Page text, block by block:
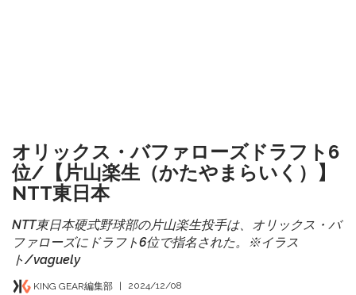
オリックス・バファローズドラフト6
位/【片山楽生（かたやまらいく）】
NTT東日本
NTT東日本硬式野球部の片山楽生投手は、オリックス・バ
ファローズにドラフト6位で指名された。※イラス
ト/vaguely
KING GEAR編集部 |
2024/12/08